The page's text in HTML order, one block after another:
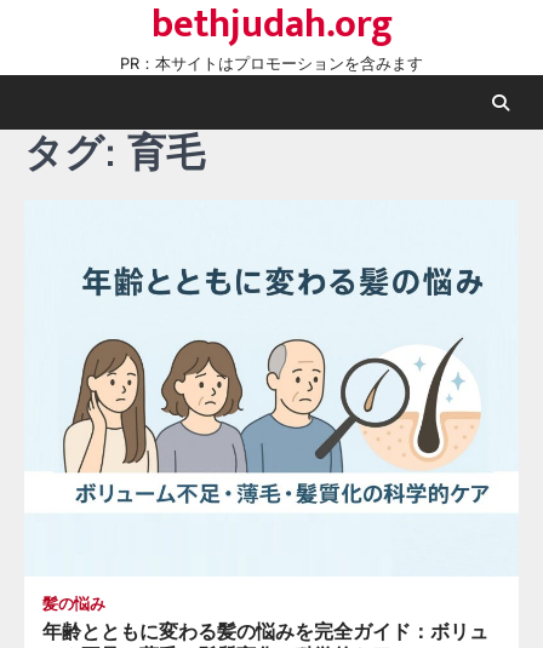
content
bethjudah.org
PR：本サイトはプロモーションを含みます
タグ: 育毛
髪の悩み
年齢とともに変わる髪の悩みを完全ガイド：ボリュ